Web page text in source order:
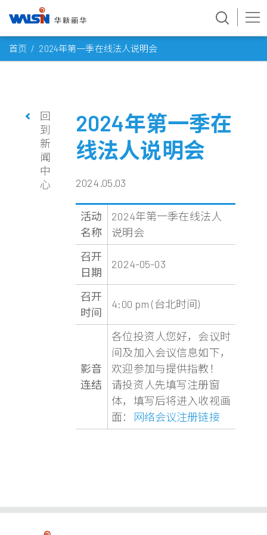
首页 2024年第一季在线法人说明会
回
到
新
闻
中
心
2024年第一季在
线法人说明会
2024.05.03
活动
名称
2024年第一季在线法人
说明会
召开
日期
2024-05-03
召开
时间
4:00 pm (台北时间)
影音
连结
各位投资人您好，会议时
间及加入会议信息如下，
欢迎参加与提供指教！
请投资人先填写注册窗
体，填写后将进入收视画
面：
网络会议注册链接